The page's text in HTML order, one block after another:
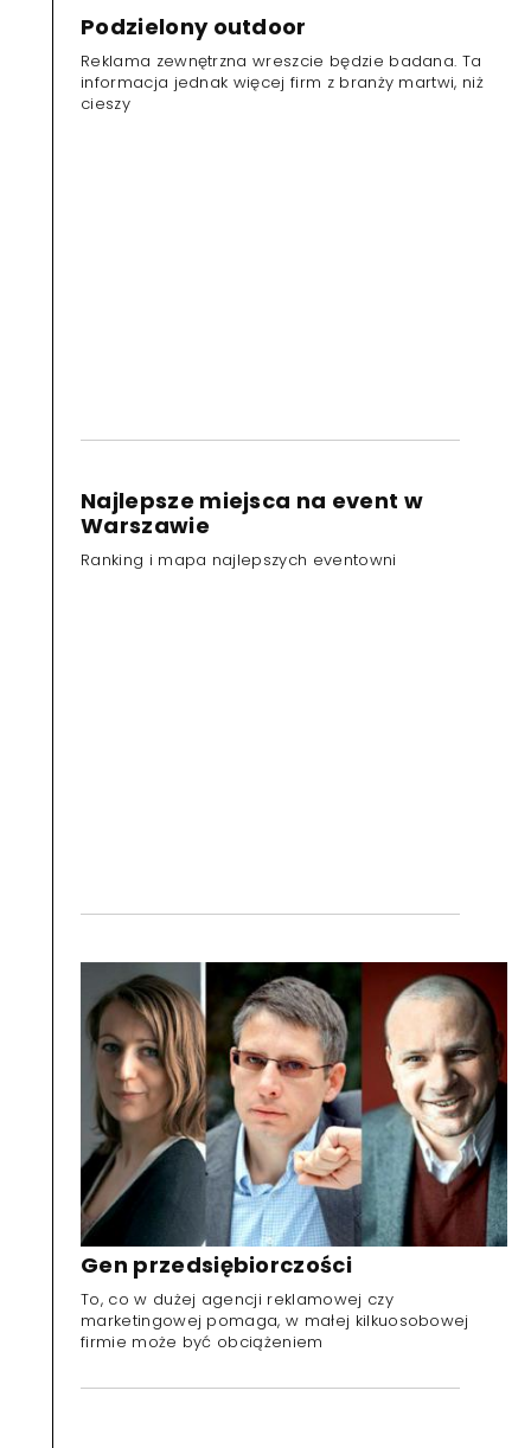
Podzielony outdoor
Reklama zewnętrzna wreszcie będzie badana. Ta
informacja jednak więcej firm z branży martwi, niż
cieszy
Najlepsze miejsca na event w
Warszawie
Ranking i mapa najlepszych eventowni
Gen przedsiębiorczości
To, co w dużej agencji reklamowej czy
marketingowej pomaga, w małej kilkuosobowej
firmie może być obciążeniem